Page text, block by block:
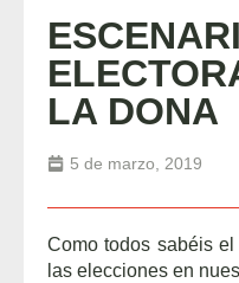
LA DONA
5 de marzo, 2019
Como todos sabéis
las elecciones en